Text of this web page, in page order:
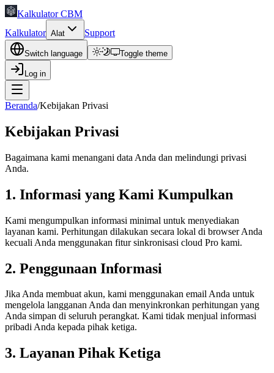
Kalkulator CBM
Kalkulator Alat Support
Switch language Toggle theme
Log in
Beranda/Kebijakan Privasi
Kebijakan Privasi
Bagaimana kami menangani data Anda dan melindungi privasi
Anda.
1. Informasi yang Kami Kumpulkan
Kami mengumpulkan informasi minimal untuk menyediakan
layanan kami. Perhitungan dilakukan secara lokal di browser Anda
kecuali Anda menggunakan fitur sinkronisasi cloud Pro kami.
2. Penggunaan Informasi
Jika Anda membuat akun, kami menggunakan email Anda untuk
mengelola langganan Anda dan menyinkronkan perhitungan yang
Anda simpan di seluruh perangkat. Kami tidak menjual informasi
pribadi Anda kepada pihak ketiga.
3. Layanan Pihak Ketiga